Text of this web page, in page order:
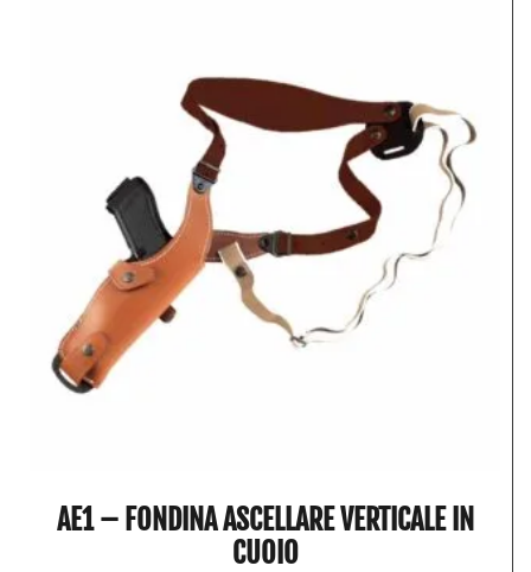
AE1 – FONDINA ASCELLARE VERTICALE IN
CUOIO